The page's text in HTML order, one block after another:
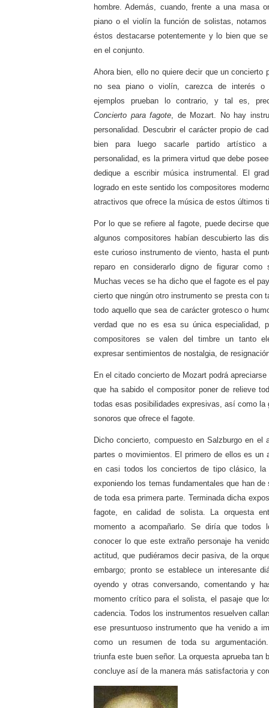
hombre. Además, cuando, frente a una masa
piano o el violín la función de solistas, notamos
éstos destacarse potentemente y lo bien que
en el conjunto.
Ahora bien, ello no quiere decir que un concierto
no sea piano o violín, carezca de interés o
ejemplos prueban lo contrario, y tal es,
Concierto para fagote, de Mozart. No hay
personalidad. Descubrir el carácter propio de
bien para luego sacarle partido artístico
personalidad, es la primera virtud que debe
dedique a escribir música instrumental. El
logrado en este sentido los compositores
atractivos que ofrece la música de estos últimos
Por lo que se refiere al fagote, puede decirse
algunos compositores habían descubierto las
este curioso instrumento de viento, hasta el
reparo en considerarlo digno de figurar como
Muchas veces se ha dicho que el fagote es el
cierto que ningún otro instrumento se presta con
todo aquello que sea de carácter grotesco o
verdad que no es esa su única especialidad,
compositores se valen del timbre un tanto
expresar sentimientos de nostalgia, de
En el citado concierto de Mozart podrá
que ha sabido el compositor poner de relieve
todas esas posibilidades expresivas, así como la
sonoros que ofrece el fagote.
Dicho concierto, compuesto en Salzburgo en el
partes o movimientos. El primero de ellos es un
en casi todos los conciertos de tipo clásico, la
exponiendo los temas fundamentales que han de
de toda esa primera parte. Terminada dicha
fagote, en calidad de solista. La orquesta
momento a acompañarlo. Se diría que todos
conocer lo que este extraño personaje ha
actitud, que pudiéramos decir pasiva, de la
embargo; pronto se establece un interesante
oyendo y otras conversando, comentando y
momento crítico para el solista, el pasaje que
cadencia. Todos los instrumentos resuelven
ese presuntuoso instrumento que ha venido a
como un resumen de toda su
triunfa este buen señor. La orquesta aprueba tan
concluye así de la manera más satisfactoria y